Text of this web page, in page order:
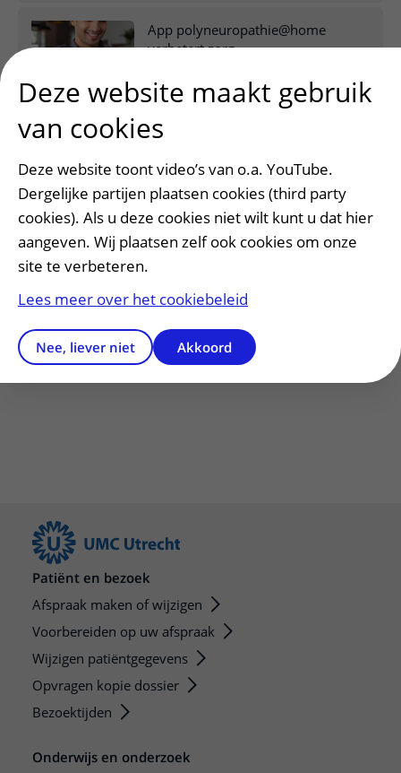
App polyneuropathie@home
verbetert zorg
Langer thuis met
CovidTherapy@home en
Early@home
Meer eigen regie over zorg
Patiënt en bezoek
Afspraak maken of wijzigen
Voorbereiden op uw afspraak
Wijzigen patiëntgegevens
Opvragen kopie dossier
Bezoektijden
Onderwijs en onderzoek
Deze website maakt gebruik
van cookies
Deze website toont video’s van o.a. YouTube.
Dergelijke partijen plaatsen cookies (third party
cookies). Als u deze cookies niet wilt kunt u dat hier
aangeven. Wij plaatsen zelf ook cookies om onze
site te verbeteren.
Lees meer over het cookiebeleid
Nee, liever niet Akkoord